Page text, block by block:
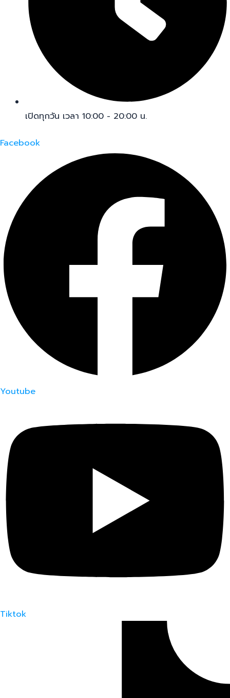
เปิดทุกวัน เวลา 10:00 - 20:00 น.
Facebook
Youtube
Tiktok